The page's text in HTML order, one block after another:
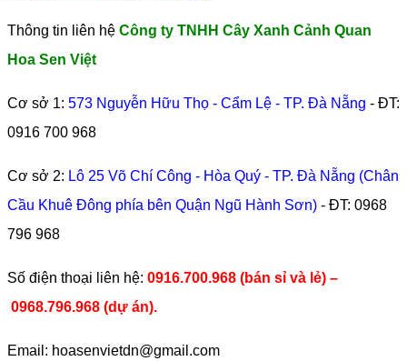
Thông tin liên hệ Công ty TNHH Cây Xanh Cảnh Quan
Hoa Sen Việt
Cơ sở 1: 573 Nguyễn Hữu Thọ - Cẩm Lệ - TP. Đà Nẵng - ĐT:
0916 700 968
Cơ sở 2: Lô 25 Võ Chí Công - Hòa Quý - TP. Đà Nẵng (Chân
Cầu Khuê Đông phía bên Quận Ngũ Hành Sơn) - ĐT: 0968
796 968
​Số điện thoại liên hệ: 0916.700.968 (bán sỉ và lẻ) –
0968.796.968 (dự án).
Email: hoasenvietdn@gmail.com